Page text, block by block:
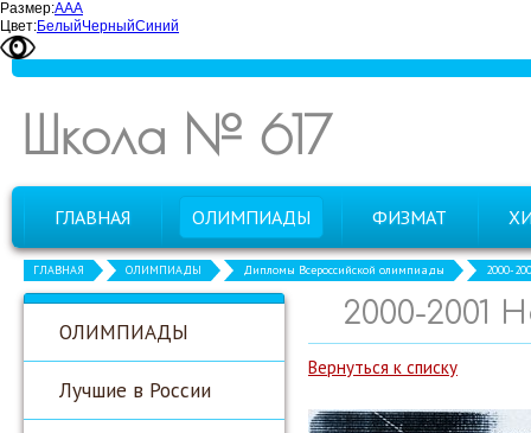
Размер:ААА
Цвет:БелыйЧерныйСиний
Школа № 617
ГЛАВНАЯ ОЛИМПИАДЫ ФИЗМАТ
ГЛАВНАЯ ОЛИМПИАДЫ Дипломы Всероссийской олимпиады 2000-
ОЛИМПИАДЫ
Лучшие в России
2000-2001
Вернуться к списку